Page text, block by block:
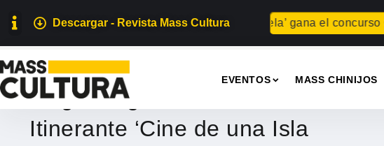
Descargar - Revista Mass CulturaPara abuela’ gana el concurso
EVENTOS MASS CHINIJOS
CINE
Llega a Agaete el Ciclo
Itinerante ‘Cine de una Isla